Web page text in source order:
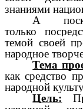
знаниями
А
только
темой своей
народное
Тема
как средство
народной
Цель: